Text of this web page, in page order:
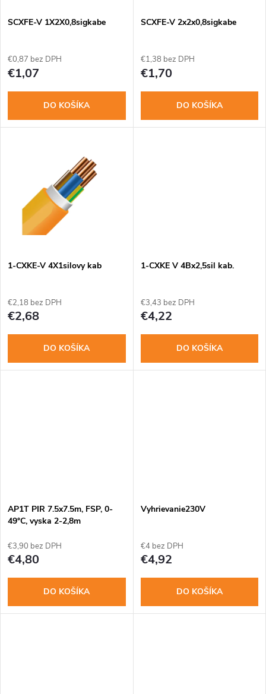
e
p
r
o
o
v
s
r
d
o
SCXFE-V 1X2X0,8sigkabe
€0,87 bez DPH
€1,07
DO KOŠÍKA
SCXFE-V 2x2x0,8sigkabe
€1,38 bez DPH
€1,70
DO KOŠÍKA
1-CXKE-V 4X1silovy kab
€2,18 bez DPH
€2,68
DO KOŠÍKA
1-CXKE V 4Bx2,5sil kab.
€3,43 bez DPH
€4,22
DO KOŠÍKA
AP1T PIR 7.5x7.5m, FSP, 0-
49°C, vyska 2-2,8m
€3,90 bez DPH
€4,80
DO KOŠÍKA
Vyhrievanie230V
€4 bez DPH
€4,92
DO KOŠÍKA